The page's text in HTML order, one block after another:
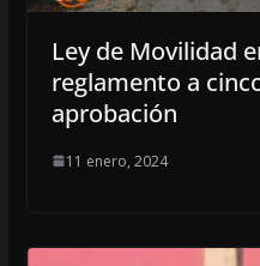
Ley de Movilidad
reglamento a
aprobación
11 enero, 2024